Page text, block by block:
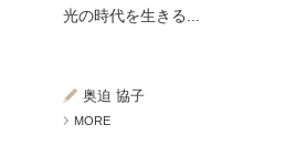
光の時代を生きる...
奥迫 協子
MORE